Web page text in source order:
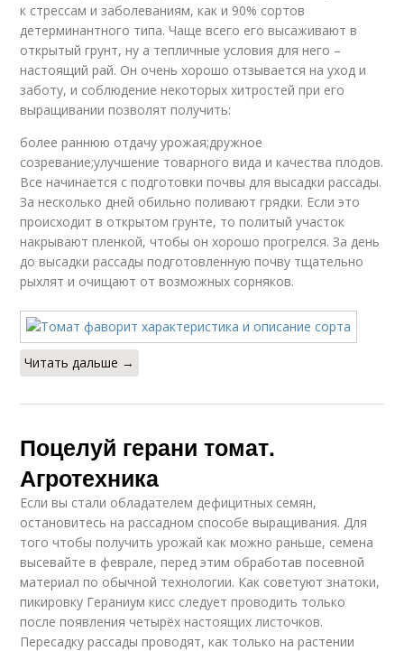
к стрессам и заболеваниям, как и 90% сортов
детерминантного типа. Чаще всего его высаживают в
открытый грунт, ну а тепличные условия для него –
настоящий рай. Он очень хорошо отзывается на уход и
заботу, и соблюдение некоторых хитростей при его
выращивании позволят получить:
более раннюю отдачу урожая;дружное
созревание;улучшение товарного вида и качества плодов.
Все начинается с подготовки почвы для высадки рассады.
За несколько дней обильно поливают грядки. Если это
происходит в открытом грунте, то политый участок
накрывают пленкой, чтобы он хорошо прогрелся. За день
до высадки рассады подготовленную почву тщательно
рыхлят и очищают от возможных сорняков.
Читать дальше →
Поцелуй герани томат.
Агротехника
Если вы стали обладателем дефицитных семян,
остановитесь на рассадном способе выращивания. Для
того чтобы получить урожай как можно раньше, семена
высевайте в феврале, перед этим обработав посевной
материал по обычной технологии. Как советуют знатоки,
пикировку Гераниум кисс следует проводить только
после появления четырёх настоящих листочков.
Пересадку рассады проводят, как только на растении